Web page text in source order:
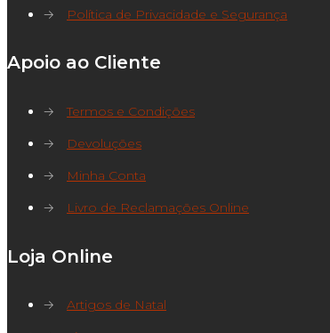
→
Política de Privacidade e Segurança
Apoio ao Cliente
→
Termos e Condições
→
Devoluções
→
Minha Conta
→
Livro de Reclamações Online
Loja Online
→
Artigos de Natal